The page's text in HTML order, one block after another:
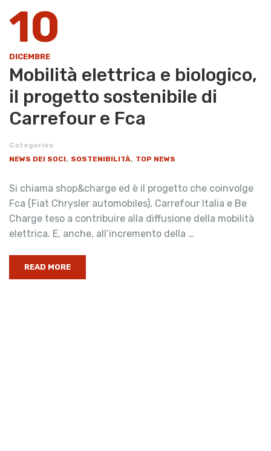
10
DICEMBRE
Mobilità elettrica e biologico,
il progetto sostenibile di
Carrefour e Fca
Categories
NEWS DEI SOCI, SOSTENIBILITÀ, TOP NEWS
Si chiama shop&charge ed è il progetto che coinvolge
Fca (Fiat Chrysler automobiles), Carrefour Italia e Be
Charge teso a contribuire alla diffusione della mobilità
elettrica. E, anche, all’incremento della …
READ MORE